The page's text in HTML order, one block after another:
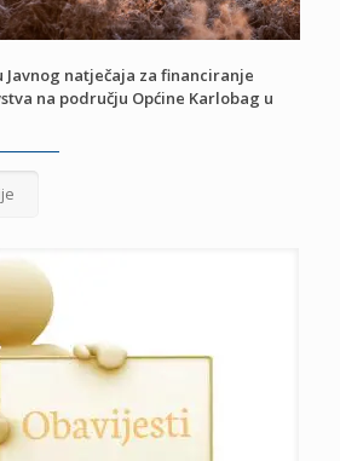
Javnog natječaja za financiranje
na području Općine Karlobag u